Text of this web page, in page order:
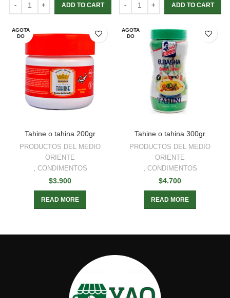
ADD TO CART ADD TO CART
AGOTA
DO
Tahine o tahina 200gr
PRODUCTOS DEL MEDIO
ORIENTE
, CONDIMENTOS
$3.900
READ MORE
AGOTA
DO
Tahine o tahina 300gr
PRODUCTOS DEL MEDIO
ORIENTE
, CONDIMENTOS
$4.700
READ MORE